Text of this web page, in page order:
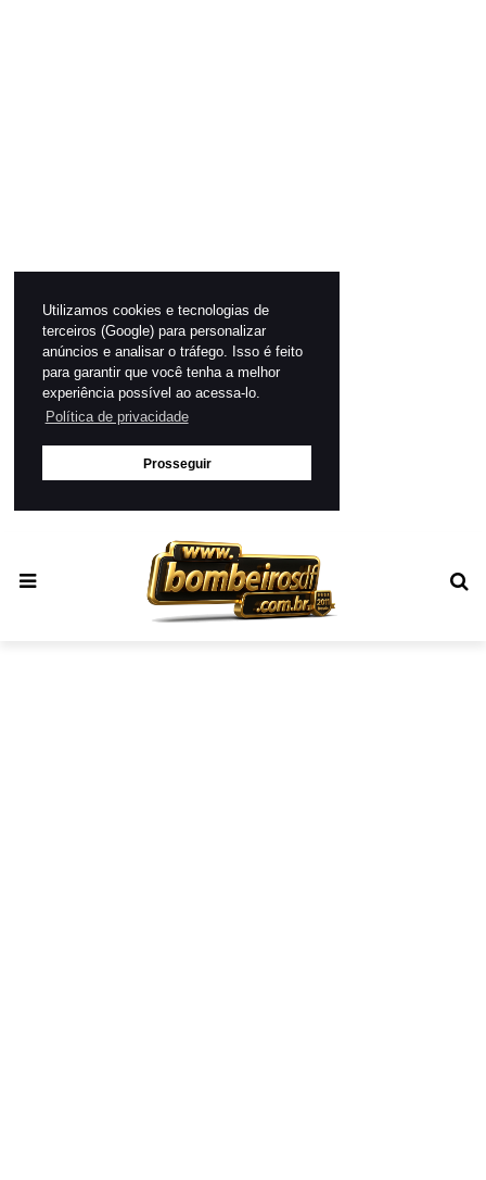
Utilizamos cookies e tecnologias de
terceiros (Google) para personalizar
anúncios e analisar o tráfego. Isso é feito
para garantir que você tenha a melhor
experiência possível ao acessa-lo.
Política de privacidade
Prosseguir